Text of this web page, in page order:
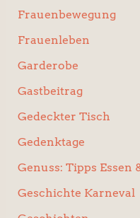
Frauenbewegung
Frauenleben
Garderobe
Gastbeitrag
Gedeckter Tisch
Gedenktage
Genuss: Tipps Essen
Geschichte Karneval